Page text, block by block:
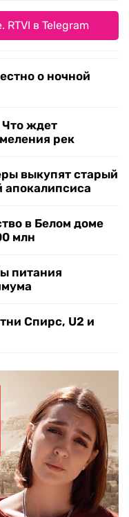
в Telegram
о ночной
ждет
рек
выкупят старый
апокалипсиса
в Белом доме
млн
питания
Спирс, U2 и